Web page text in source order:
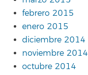
febrero 2015
enero 2015
diciembre 2014
noviembre 2014
octubre 2014